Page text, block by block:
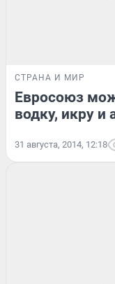
СТРАНА И МИР
Евросоюз
водку, икру и
31 августа, 2014, 12:18